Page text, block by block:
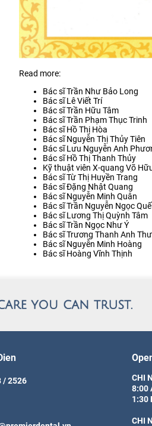
Read more:
Bác sĩ Trần Như Bảo Long
Bác sĩ Lê Viết Trí
Bác sĩ Trần Hữu Tâm
Bác sĩ Trần Phạm Thục Trinh
Bác sĩ Hồ Thị Hòa
Bác sĩ Nguyễn Thị Thủy Tiên
Bác sĩ Lưu Nguyễn Anh
Bác sĩ Hồ Thị Thanh Thủy
Kỹ thuật viên X-quang Võ
Bác sĩ Từ Thị Huyền Trang
Bác sĩ Đặng Nhật Quang
Bác sĩ Nguyễn Minh Quân
Bác sĩ Trần Nguyễn Ngọc Quế
Bác sĩ Lương Thị Quỳnh Tâm
Bác sĩ Trần Ngọc Như Ý
Bác sĩ Trương Thanh Anh Thư
Bác sĩ Nguyễn Minh Hoàng
Bác sĩ Hoàng Vĩnh Thịnh
/ 2526
CHI
8:00
1:30
CHI